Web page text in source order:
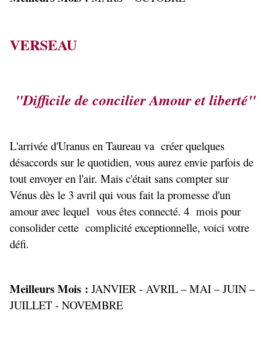
VERSEAU
"Difficile de concilier Amour et liberté"
L'arrivée d'Uranus en Taureau va créer quelques
désaccords sur le quotidien, vous aurez envie parfois de
tout envoyer en l'air. Mais c'était sans compter sur
Vénus dès le 3 avril qui vous fait la promesse d'un
amour avec lequel vous êtes connecté. 4 mois pour
consolider cette complicité exceptionnelle, voici votre
défi.
Meilleurs Mois : JANVIER - AVRIL – MAI – JUIN –
JUILLET - NOVEMBRE